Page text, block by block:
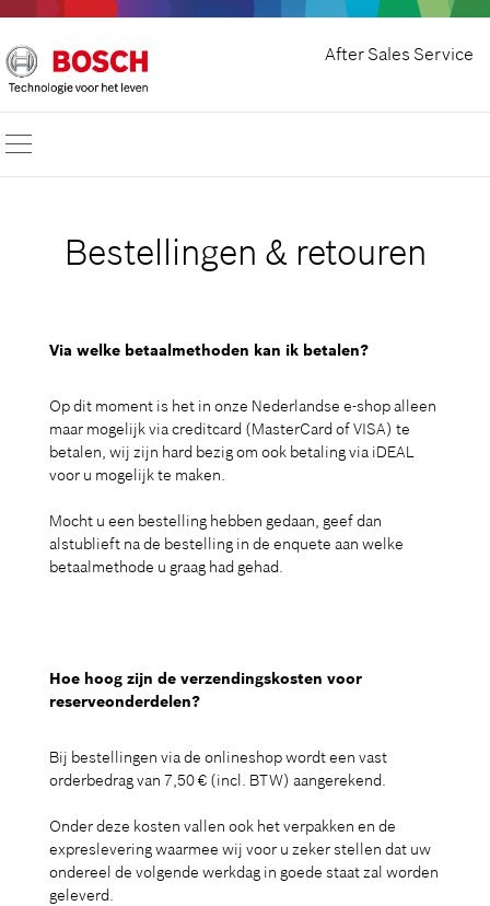
After Sales Service
Bestellingen & retouren
Via welke betaalmethoden kan ik betalen?
Op dit moment is het in onze Nederlandse e-shop alleen
maar mogelijk via creditcard (MasterCard of VISA) te
betalen, wij zijn hard bezig om ook betaling via iDEAL
voor u mogelijk te maken.
Mocht u een bestelling hebben gedaan, geef dan
alstublieft na de bestelling in de enquete aan welke
betaalmethode u graag had gehad.
Hoe hoog zijn de verzendingskosten voor
reserveonderdelen?
Bij bestellingen via de onlineshop wordt een vast
orderbedrag van 7,50 € (incl. BTW) aangerekend.
Onder deze kosten vallen ook het verpakken en de
expreslevering waarmee wij voor u zeker stellen dat uw
ondereel de volgende werkdag in goede staat zal worden
geleverd.